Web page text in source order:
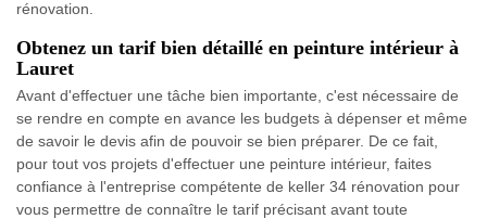
rénovation.
Obtenez un tarif bien détaillé en peinture intérieur à
Lauret
Avant d'effectuer une tâche bien importante, c'est nécessaire de
se rendre en compte en avance les budgets à dépenser et même
de savoir le devis afin de pouvoir se bien préparer. De ce fait,
pour tout vos projets d'effectuer une peinture intérieur, faites
confiance à l'entreprise compétente de keller 34 rénovation pour
vous permettre de connaître le tarif précisant avant toute